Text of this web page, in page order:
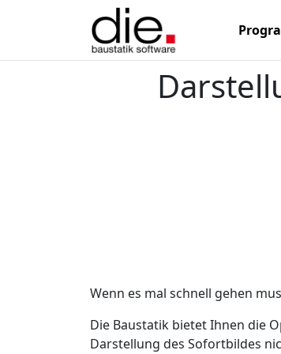
Wenn es mal schnell gehen
Die Baustatik bietet Ihnen die
Darstellung des Sofortbildes